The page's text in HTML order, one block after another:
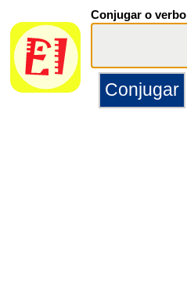
Conjugar o verbo